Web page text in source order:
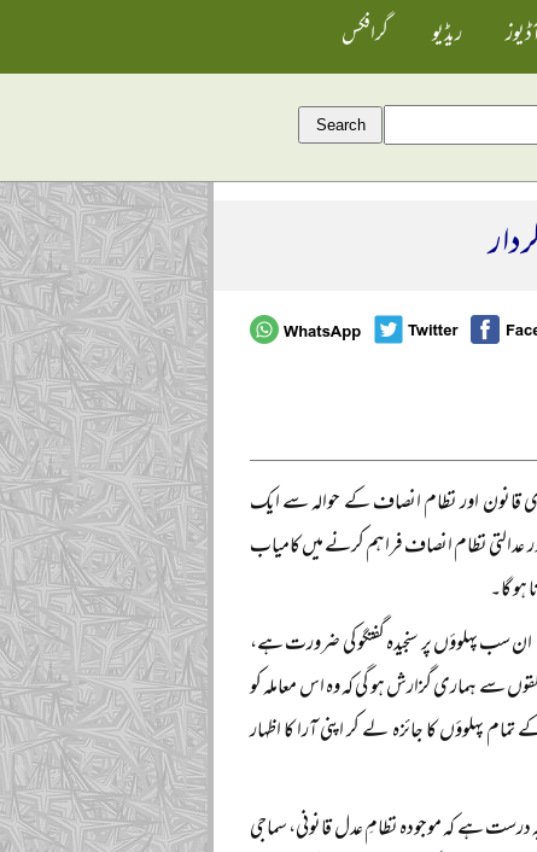
ریڈیو گرافکس
قانون اور نظام انصاف کے حوالہ سے ایک
نظام انصاف فراہم کرنے میں کامیاب
گا۔
ان سب پہلوؤں پر سنجیدہ گفتگو کی ضرورت ہے،
سے ہماری گزارش ہو گی کہ وہ اس معاملہ کو
پہلوؤں کا جائزہ لے کر اپنی آرا کا اظہار
ہے کہ موجودہ نظامِ عدل قانونی، سماجی